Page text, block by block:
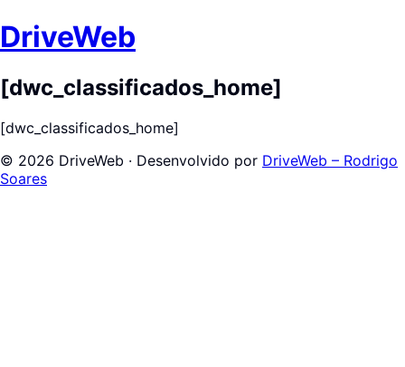
DriveWeb
[dwc_classificados_home]
[dwc_classificados_home]
© 2026 DriveWeb · Desenvolvido por DriveWeb – Rodrigo
Soares